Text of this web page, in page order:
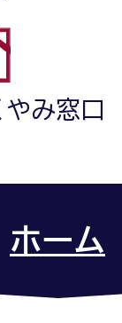
やみ窓口
ホーム